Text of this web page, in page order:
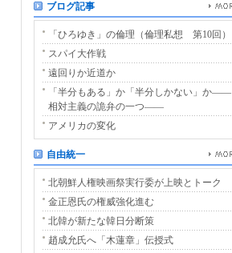
ブログ記事
「ひろゆき」の倫理（倫理私想 第10回）
スパイ大作戦
遠回りか近道か
「半分もある」か「半分しかない」か――
相対主義の詭弁の一つ――
アメリカの変化
自由統一
北朝鮮人権映画祭実行委が上映とトーク
金正恩氏の権威強化進む
北韓が新たな韓日分断策
趙成允氏へ「木蓮章」伝授式